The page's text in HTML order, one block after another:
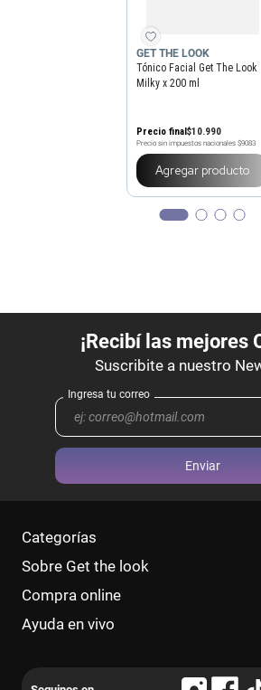
GET THE LOOK
Tónico Facial Get The Look
Milky x 200 ml
Precio final$10.990
Precio sin impuestos nacionales $9083
Agregar producto
Enviar
Categorías
Sobre Get the look
Compra online
Ayuda en vivo